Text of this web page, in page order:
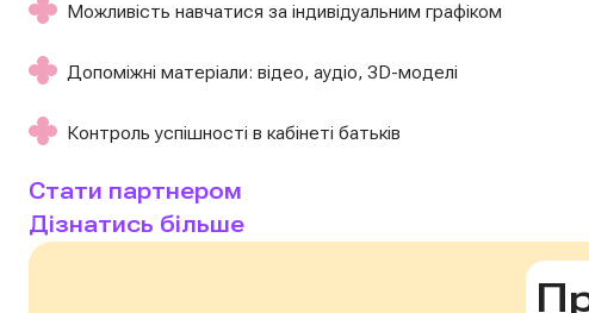
Можливість навчатися за індивідуальним графіком
Допоміжні матеріали: відео, аудіо, 3D-моделі
Контроль успішності в кабінеті батьків
Стати партнером
Дізнатись більше